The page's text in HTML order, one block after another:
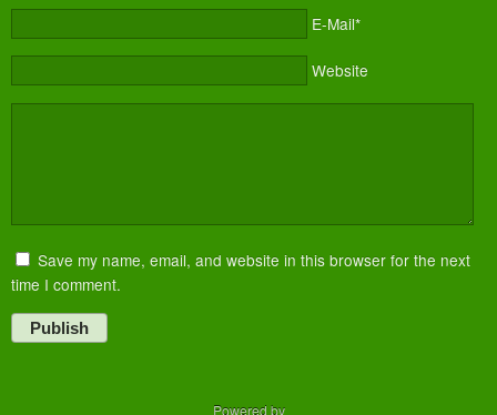
E-Mail*
Website
Save my name, email, and website in this browser for the next
time I comment.
Publish
Powered by